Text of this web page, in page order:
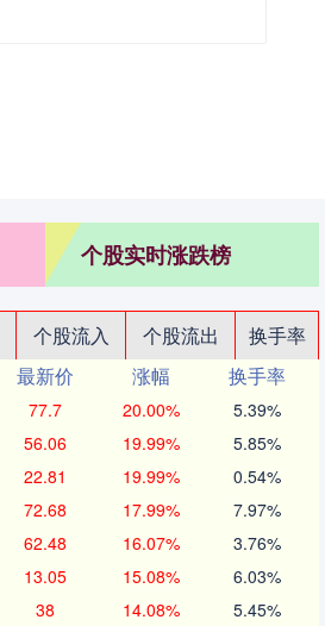
个股实时涨跌榜
个股流入 个股流出
换手率
最新价 涨幅
换手率
77.7 20.00% 5.39%
56.06 19.99% 5.85%
22.81 19.99% 0.54%
72.68 17.99% 7.97%
62.48 16.07% 3.76%
13.05 15.08% 6.03%
38 14.08% 5.45%